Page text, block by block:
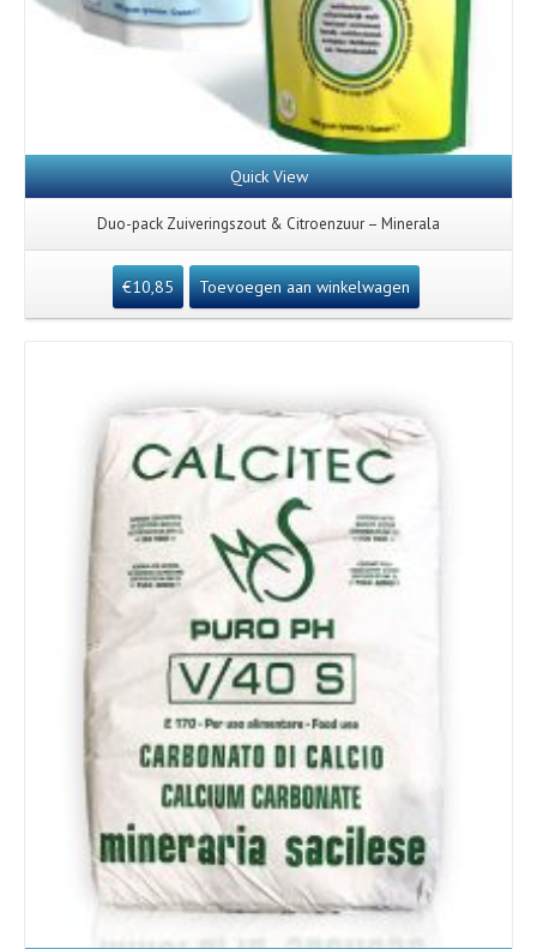
Quick View
Duo-pack Zuiveringszout & Citroenzuur – Minerala
€10,85 Toevoegen aan winkelwagen
Details